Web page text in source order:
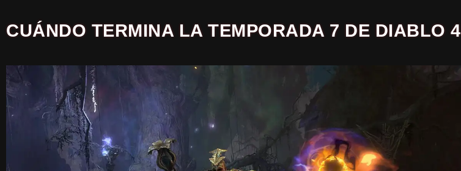
CUÁNDO TERMINA LA TEMPORADA 7 DE DIABLO 4